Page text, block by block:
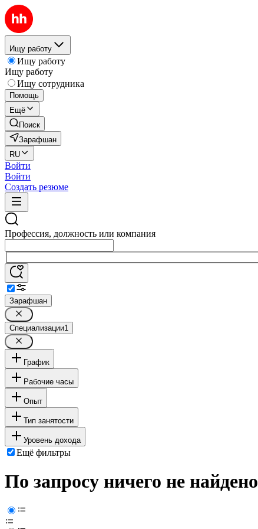
Ищу работу
Ищу работу
Ищу работу
Ищу сотрудника
Помощь
Ещё
Поиск
Зарафшан
RU
Войти
Войти
Создать резюме
Профессия, должность или компания
Зарафшан
Специализации1
График
Рабочие часы
Опыт
Тип занятости
Уровень дохода
Ещё фильтры
По запросу ничего не найдено